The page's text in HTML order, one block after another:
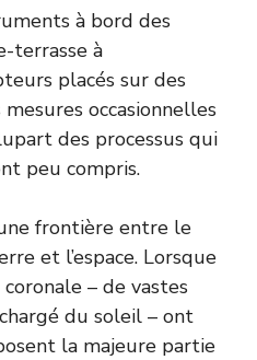
à bord des
terrasse à
placés sur des
occasionnelles
des processus qui
peu compris.
frontière entre le
et l’espace. Lorsque
– de vastes
du soleil – ont
la majeure partie